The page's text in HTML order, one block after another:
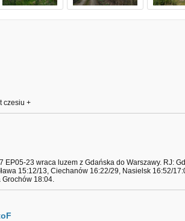
czesiu +
EP05-23 wraca luzem z Gdańska do Warszawy. RJ:
15:12/13, Ciechanów 16:22/29, Nasielsk 16:52/
Grochów 18:04.